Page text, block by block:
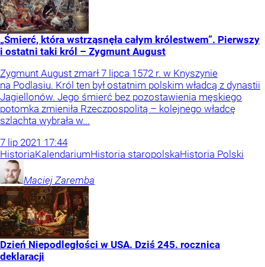
„Śmierć, która wstrząsnęła całym królestwem”. Pierwszy
i ostatni taki król – Zygmunt August
Zygmunt August zmarł 7 lipca 1572 r. w Knyszynie
na Podlasiu. Król ten był ostatnim polskim władcą z dynastii
Jagiellonów. Jego śmierć bez pozostawienia męskiego
potomka zmieniła Rzeczpospolitą – kolejnego władcę
szlachta wybrała w...
7 lip 2021 17:44
HistoriaKalendariumHistoria staropolskaHistoria Polski
Maciej Zaremba
Dzień Niepodległości w USA. Dziś 245. rocznica
deklaracji